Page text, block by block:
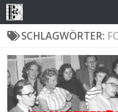
Zum Inhalt springen
SCHLAGWÖRTER: